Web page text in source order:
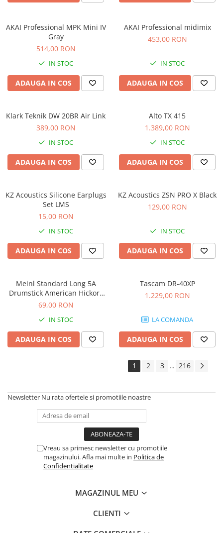
Accesorii pentru lumini
Cabluri de Alimentare
Case-uri de lumini
Comenzi si controllere
Efecte de lumini
Masini de fum si ceata
Mixere DMX
Moving Head-uri
Proiectoare
Scene şi Ring-uri de Dans
Stative si schela lumini
Instrumente Muzicale
Chitare si bass
Claviaturi
Instrumente de percutie
Instrumente de suflat
Instrumente si jucarii pentru copii
Instrumente traditionale
Tobe
DJ
Case-uri DJ
Console DJ
Controllere MIDI - USB DAW
AKAI Professional MPK Mini IV
Gray
514,00 RON
IN STOC
ADAUGA IN COS
AKAI Professional midimix
453,00 RON
IN STOC
ADAUGA IN COS
Klark Teknik DW 20BR Air Link
389,00 RON
IN STOC
ADAUGA IN COS
Alto TX 415
1.389,00 RON
IN STOC
ADAUGA IN COS
KZ Acoustics Silicone Earplugs
Set LMS
15,00 RON
IN STOC
ADAUGA IN COS
KZ Acoustics ZSN PRO X Black
129,00 RON
IN STOC
ADAUGA IN COS
Meinl Standard Long 5A
Drumstick American Hickory
SB103
69,00 RON
IN STOC
ADAUGA IN COS
Tascam DR-40XP
1.229,00 RON
LA COMANDA
ADAUGA IN COS
1 2 3 ... 216
Newsletter Nu rata ofertele si promotiile noastre
Vreau sa primesc newsletter cu promotiile
magazinului. Afla mai multe in Politica de
Confidentialitate
MAGAZINUL MEU
CLIENTI